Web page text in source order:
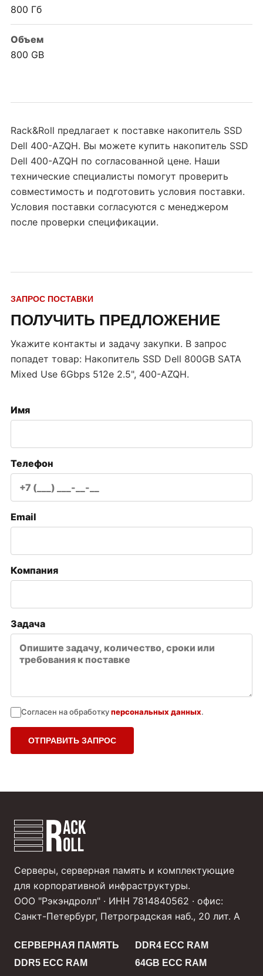
800 Гб
Объем
800 GB
Rack&Roll предлагает к поставке накопитель SSD
Dell 400-AZQH. Вы можете купить накопитель SSD
Dell 400-AZQH по согласованной цене. Наши
технические специалисты помогут проверить
совместимость и подготовить условия поставки.
Условия поставки согласуются с менеджером
после проверки спецификации.
ЗАПРОС ПОСТАВКИ
ПОЛУЧИТЬ ПРЕДЛОЖЕНИЕ
Укажите контакты и задачу закупки. В запрос
попадет товар: Накопитель SSD Dell 800GB SATA
Mixed Use 6Gbps 512e 2.5", 400-AZQH.
Имя
Телефон
Email
Компания
Задача
Согласен на обработкуперсональных данных.
ОТПРАВИТЬ ЗАПРОС
Серверы, серверная память и комплектующие
для корпоративной инфраструктуры.
ООО "Рэкэндролл" · ИНН 7814840562 · офис:
Санкт-Петербург, Петроградская наб., 20 лит. А
СЕРВЕРНАЯ ПАМЯТЬ
DDR4 ECC RAM
DDR5 ECC RAM
64GB ECC RAM